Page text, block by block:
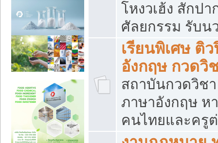
โหงวเฮ้ง สักป
ศัลยกรรม รับน
เรียนพิเศษ ติ
อังกฤษ กวดวิ
สถาบันกวดวิช
ภาษาอังกฤษ ห
คนไทยและครู